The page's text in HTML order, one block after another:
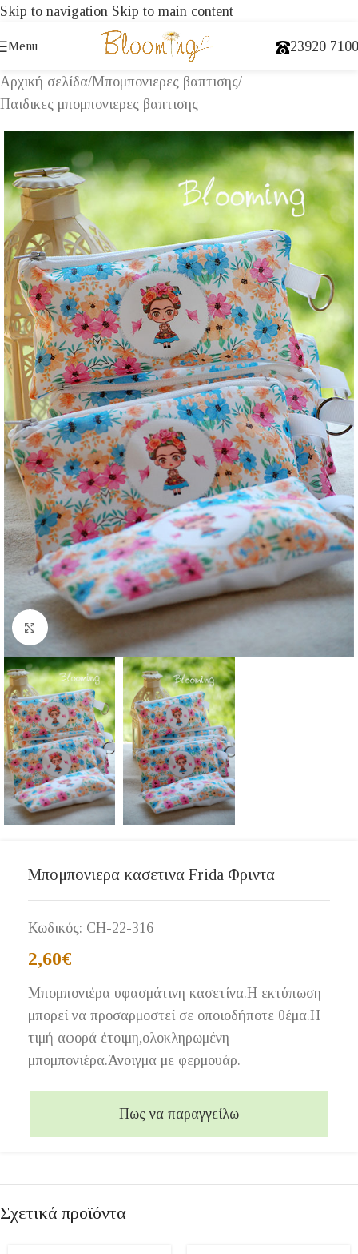
Skip to navigation Skip to main content
Menu 23920
Αρχική σελίδα/Μπομπονιερες βαπτισης/
Παιδικες μπομπονιερες βαπτισης
Click to enlarge
Μπομπονιερα κασετινα Frida Φριντα
Κωδικός: CH-22-316
2,60€
Μπομπονιέρα υφασμάτινη κασετίνα.Η εκτύπωση
μπορεί να προσαρμοστεί σε οποιοδήποτε θέμα.Η
τιμή αφορά έτοιμη,ολοκληρωμένη
μπομπονιέρα.Άνοιγμα με φερμουάρ.
Πως να παραγγείλω
Σχετικά προϊόντα